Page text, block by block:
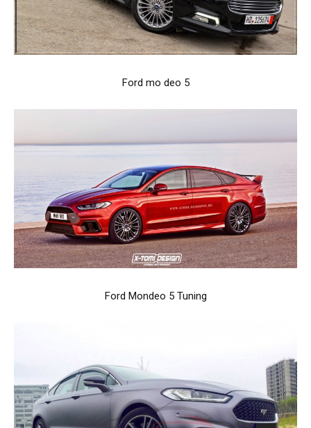
Ford mo deo 5
Ford Mondeo 5 Tuning